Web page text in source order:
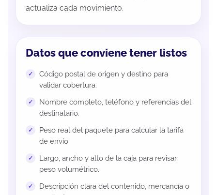
actualiza cada movimiento.
Datos que conviene tener listos
Código postal de origen y destino para
validar cobertura.
Nombre completo, teléfono y referencias del
destinatario.
Peso real del paquete para calcular la tarifa
de envío.
Largo, ancho y alto de la caja para revisar
peso volumétrico.
Descripción clara del contenido, mercancía o